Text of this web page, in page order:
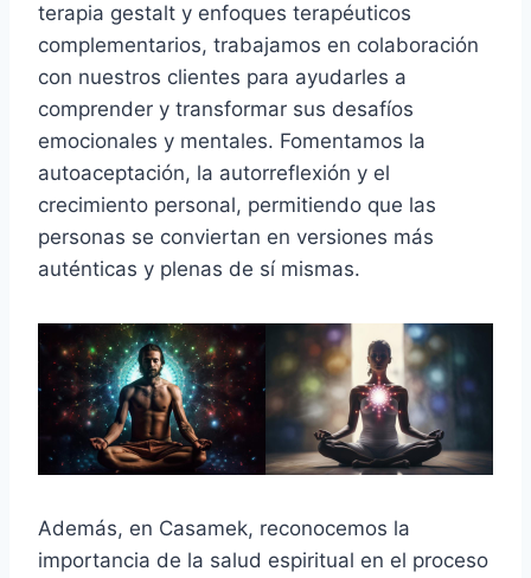
terapia gestalt y enfoques terapéuticos
complementarios, trabajamos en colaboración
con nuestros clientes para ayudarles a
comprender y transformar sus desafíos
emocionales y mentales. Fomentamos la
autoaceptación, la autorreflexión y el
crecimiento personal, permitiendo que las
personas se conviertan en versiones más
auténticas y plenas de sí mismas.
Además, en Casamek, reconocemos la
importancia de la salud espiritual en el proceso